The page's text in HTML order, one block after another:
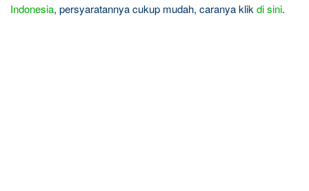
Indonesia, persyaratannya cukup mudah, caranya klik di sini.